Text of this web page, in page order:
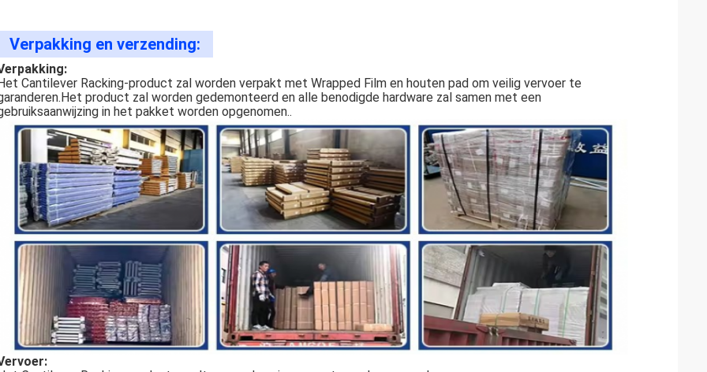
Verpakking en verzending:
Cantilever Racking-product zal worden verpakt met Wrapped Film en houten pad om veilig vervoer te
product zal worden gedemonteerd en alle benodigde hardware zal samen met een
in het pakket worden opgenomen..